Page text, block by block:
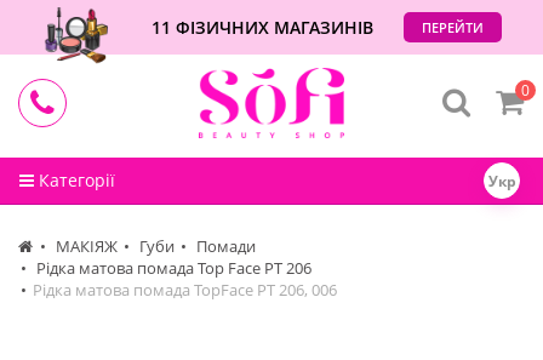
11 ФІЗИЧНИХ МАГАЗИНІВ ПЕРЕЙТИ
Категорії Укр
0
МАКІЯЖ Губи
Помади
Рідка матова помада Top Face PT 206
Рідка матова помада TopFace PT 206, 006